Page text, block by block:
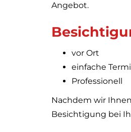
Angebot.
vor Ort
einfache
Professionell
Nachdem wir
Besichtigung bei